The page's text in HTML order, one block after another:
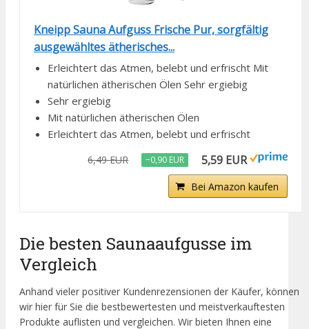
Kneipp Sauna Aufguss Frische Pur, sorgfältig
ausgewähltes ätherisches...
Erleichtert das Atmen, belebt und erfrischt Mit
natürlichen ätherischen Ölen Sehr ergiebig
Sehr ergiebig
Mit natürlichen ätherischen Ölen
Erleichtert das Atmen, belebt und erfrischt
6,49 EUR −0,90 EUR 5,59 EUR
Bei Amazon kaufen
Die besten Saunaaufgusse im
Vergleich
Anhand vieler positiver Kundenrezensionen der Käufer, können
wir hier für Sie die bestbewertesten und meistverkauftesten
Produkte auflisten und vergleichen. Wir bieten Ihnen eine